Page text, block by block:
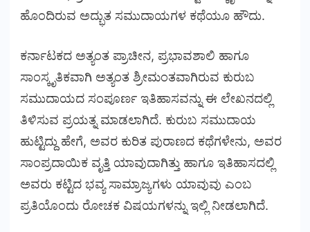
ಹೊಂದಿರುವ ಅದ್ಭುತ ಸಮುದಾಯಗಳ ಕಥೆಯೂ ಹೌದು.
ಕರ್ನಾಟಕದ ಅತ್ಯಂತ ಪ್ರಾಚೀನ, ಪ್ರಭಾವಶಾಲಿ ಹಾಗೂ
ಸಾಂಸ್ಕೃತಿಕವಾಗಿ ಅತ್ಯಂತ ಶ್ರೀಮಂತವಾಗಿರುವ ಕುರುಬ
ಸಮುದಾಯದ ಸಂಪೂರ್ಣ ಇತಿಹಾಸವನ್ನು ಈ ಲೇಖನದಲ್ಲಿ
ತಿಳಿಸುವ ಪ್ರಯತ್ನ ಮಾಡಲಾಗಿದೆ. ಕುರುಬ ಸಮುದಾಯ
ಹುಟ್ಟಿದ್ದು ಹೇಗೆ, ಅವರ ಕುರಿತ ಪುರಾಣದ ಕಥೆಗಳೇನು, ಅವರ
ಸಾಂಪ್ರದಾಯಿಕ ವೃತ್ತಿ ಯಾವುದಾಗಿತ್ತು ಹಾಗೂ ಇತಿಹಾಸದಲ್ಲಿ
ಅವರು ಕಟ್ಟಿದ ಭವ್ಯ ಸಾಮ್ರಾಜ್ಯಗಳು ಯಾವುವು ಎಂಬ
ಪ್ರತಿಯೊಂದು ರೋಚಕ ವಿಷಯಗಳನ್ನು ಇಲ್ಲಿ ನೀಡಲಾಗಿದೆ.